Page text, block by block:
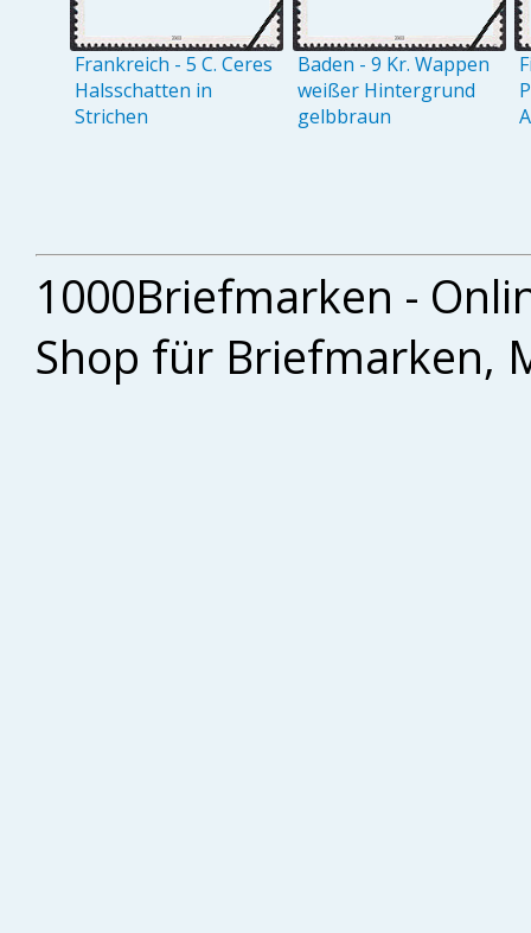
Frankreich - 5 C. Ceres
Halsschatten in
Strichen
Baden - 9 Kr. Wappen
weißer Hintergrund
gelbbraun
1000Briefmarken -
Shop für Briefmarken,